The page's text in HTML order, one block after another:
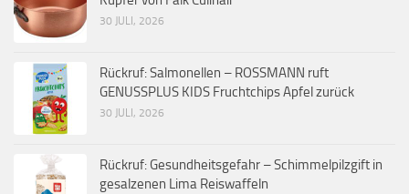
30 JULI, 2026
Rückruf: Salmonellen – ROSSMANN ruft
GENUSSPLUS KIDS Fruchtchips Apfel zurück
30 JULI, 2026
Rückruf: Gesundheitsgefahr – Schimmelpilzgift in
gesalzenen Lima Reiswaffeln